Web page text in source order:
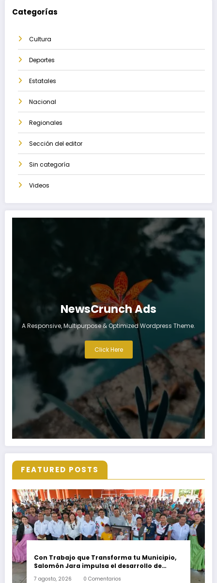
Categorías
Cultura
Deportes
Estatales
Nacional
Regionales
Sección del editor
Sin categoría
Videos
NewsCrunch Ads
A Responsive, Multipurpose & Optimized Wordpress Theme.
Click Here
FEATURED POSTS
Con Trabajo que Transforma tu Municipio,
Salomón Jara impulsa el desarrollo de
7 agosto, 2026 0 Comentarios